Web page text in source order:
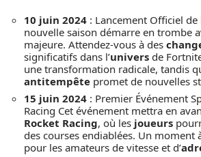
10 juin 2024 : Lancement Officiel de
nouvelle saison démarre en trombe
majeure. Attendez-vous à des
significatifs dans l’univers de
une transformation radicale, tandis
antitempête promet de nouvelles
15 juin 2024 : Premier Événement
Racing Cet événement mettra en
Rocket Racing, où les joueurs
des courses endiablées. Un moment
pour les amateurs de vitesse et d’